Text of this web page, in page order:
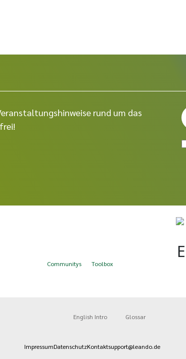
rund um das
Communitys Toolbox
English Intro Glossar
ImpressumDatenschutzKontaktsupport@leando.de